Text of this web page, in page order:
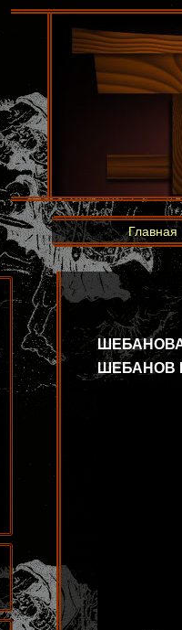
Главная
ШЕБАНОВА
ШЕБАНОВ